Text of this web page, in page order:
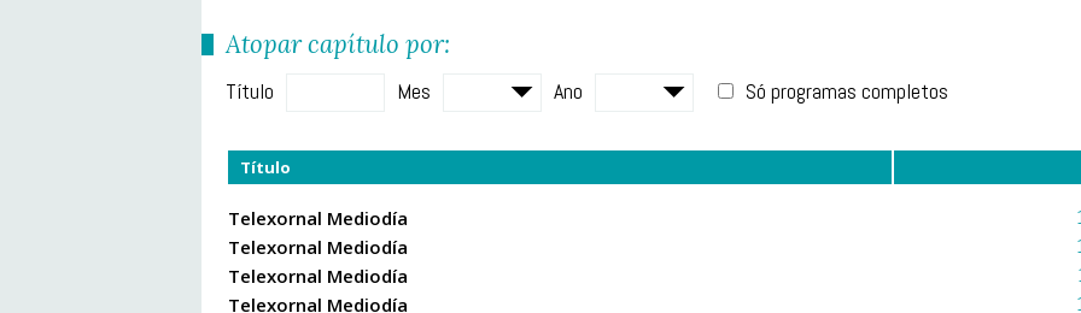
Atopar capítulo por:
Título Mes Ano Só programas completos
Título
Telexornal Mediodía
Telexornal Mediodía
Telexornal Mediodía
Telexornal Mediodía